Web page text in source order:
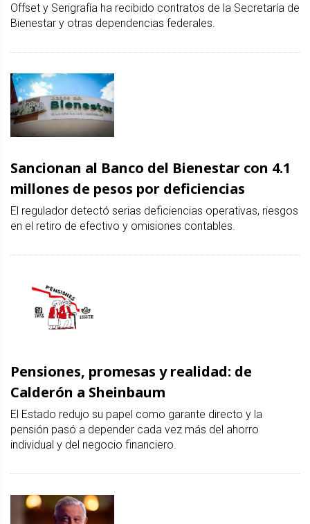
Offset y Serigrafía ha recibido contratos de la Secretaría de
Bienestar y otras dependencias federales.
Sancionan al Banco del Bienestar con 4.1
millones de pesos por deficiencias
El regulador detectó serias deficiencias operativas, riesgos
en el retiro de efectivo y omisiones contables.
Pensiones, promesas y realidad: de
Calderón a Sheinbaum
El Estado redujo su papel como garante directo y la
pensión pasó a depender cada vez más del ahorro
individual y del negocio financiero.